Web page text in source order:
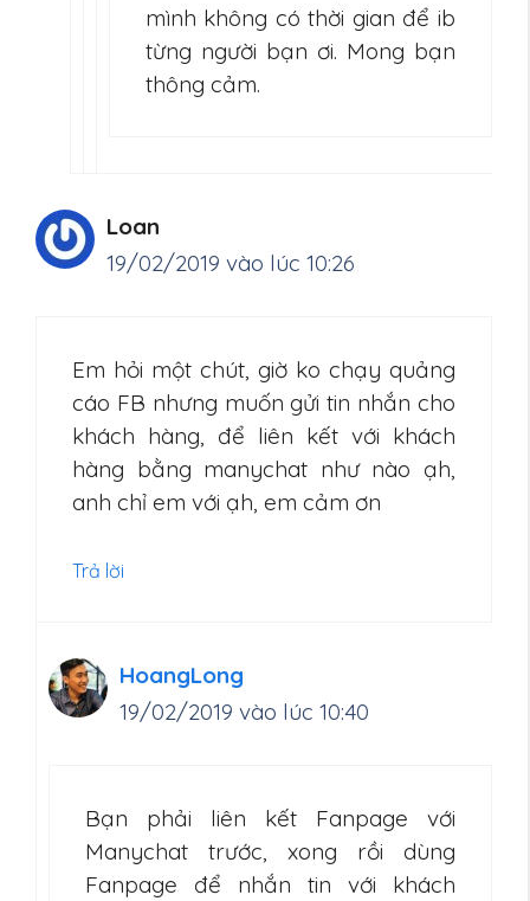
mình không có thời gian để ib
từng người bạn ơi. Mong bạn
thông cảm.
Loan
19/02/2019 vào lúc 10:26
Em hỏi một chút, giờ ko chạy quảng
cáo FB nhưng muốn gửi tin nhắn cho
khách hàng, để liên kết với khách
hàng bằng manychat như nào ạh,
anh chỉ em với ạh, em cảm ơn
Trả lời
HoangLong
19/02/2019 vào lúc 10:40
Bạn phải liên kết Fanpage với
Manychat trước, xong rồi dùng
Fanpage để nhắn tin với khách